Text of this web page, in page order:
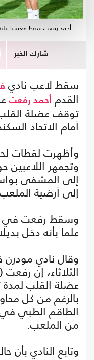
أحمد رفعت سقط مغشيا عليه
شارك الخبر
سقط لاعب نادي
القدم
أحمد رفعت
توقف عضلة القلب
أمام الاتحاد
وأظهرت لقطات
وتجمهر اللاعبين
إلى المشفى
إلى أرضية
علما بأنه دخل
وقال نادي
عضلة القلب
بالرغم من كل
الطاقم الطبي
من الملعب.
وتابع النادي بأن